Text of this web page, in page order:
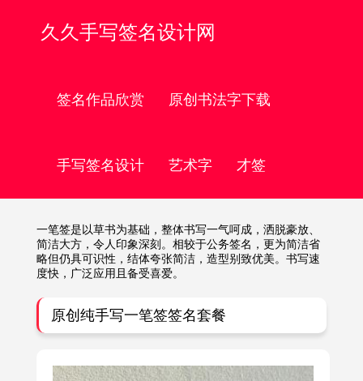
久久手写签名设计网
签名作品欣赏 原创书法字下载
手写签名设计 艺术字 才签
一笔签是以草书为基础，整体书写一气呵成，洒脱豪放、
简洁大方，令人印象深刻。相较于公务签名，更为简洁省
略但仍具可识性，结体夸张简洁，造型别致优美。书写速
度快，广泛应用且备受喜爱。
原创纯手写一笔签签名套餐